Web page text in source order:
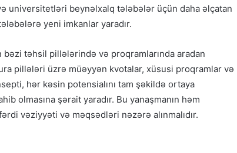
universitetləri beynəlxalq tələbələr üçün daha əlçatan
yeni imkanlar yaradır.
təhsil pillələrində və proqramlarında aradan
pillələri üzrə müəyyən kvotalar, xüsusi proqramlar və
hər kəsin potensialını tam şəkildə ortaya
olmasına şərait yaradır. Bu yanaşmanın həm
vəziyyəti və məqsədləri nəzərə alınmalıdır.